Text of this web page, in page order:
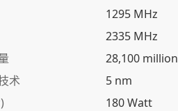
1295 MHz
2335 MHz
28,100 million
术
5 nm
180 Watt